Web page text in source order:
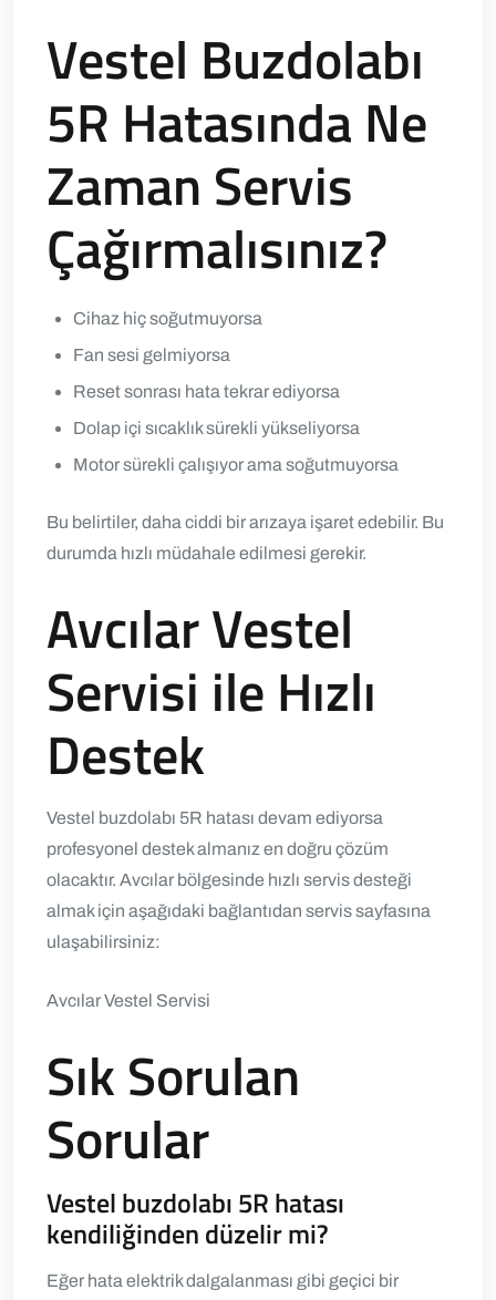
Vestel Buzdolabı
5R Hatasında Ne
Zaman Servis
Çağırmalısınız?
Cihaz hiç soğutmuyorsa
Fan sesi gelmiyorsa
Reset sonrası hata tekrar ediyorsa
Dolap içi sıcaklık sürekli yükseliyorsa
Motor sürekli çalışıyor ama soğutmuyorsa
Bu belirtiler, daha ciddi bir arızaya işaret edebilir. Bu
durumda hızlı müdahale edilmesi gerekir.
Avcılar Vestel
Servisi ile Hızlı
Destek
Vestel buzdolabı 5R hatası devam ediyorsa
profesyonel destek almanız en doğru çözüm
olacaktır. Avcılar bölgesinde hızlı servis desteği
almak için aşağıdaki bağlantıdan servis sayfasına
ulaşabilirsiniz:
Avcılar Vestel Servisi
Sık Sorulan
Sorular
Vestel buzdolabı 5R hatası
kendiliğinden düzelir mi?
Eğer hata elektrik dalgalanması gibi geçici bir